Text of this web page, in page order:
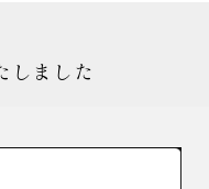
ました